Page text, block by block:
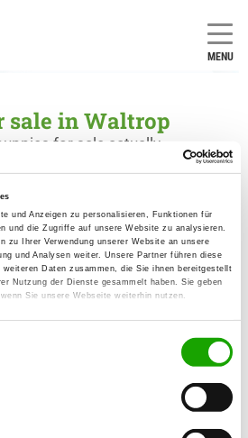
und Anzeigen zu personalisieren, Funktionen für
und die Zugriffe auf unsere Website zu analysieren.
zu Ihrer Verwendung unserer Website an unsere
und Analysen weiter. Unsere Partner führen diese
weiteren Daten zusammen, die Sie ihnen bereitgestellt
Nutzung der Dienste gesammelt haben. Sie geben
Sie unsere Webseite weiterhin nutzen.
MENU
sale in Waltrop
for sale actually
Friedrichskluft
Details